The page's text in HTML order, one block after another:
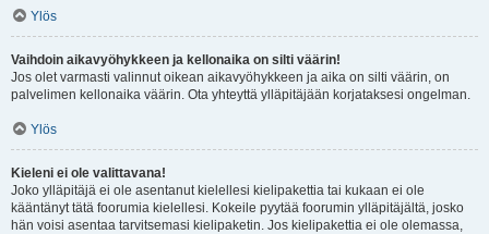
Ylös
Vaihdoin aikavyöhykkeen ja kellonaika on silti väärin!
Jos olet varmasti valinnut oikean aikavyöhykkeen ja aika on silti väärin, on
palvelimen kellonaika väärin. Ota yhteyttä ylläpitäjään korjataksesi ongelman.
Ylös
Kieleni ei ole valittavana!
Joko ylläpitäjä ei ole asentanut kielellesi kielipakettia tai kukaan ei ole
kääntänyt tätä foorumia kielellesi. Kokeile pyytää foorumin ylläpitäjältä, josko
hän voisi asentaa tarvitsemasi kielipaketin. Jos kielipakettia ei ole olemassa,